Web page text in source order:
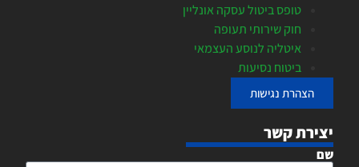
טופס ביטול עסקה אונליין
חוק שירותי תעופה
איטליה לנוסע העצמאי
ביטוח נסיעות
הצהרת נגישות
יצירת קשר
שם